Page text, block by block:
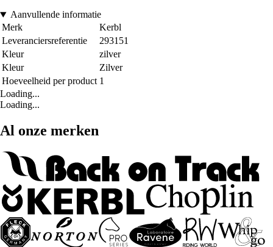
Aanvullende informatie
Merk
Kerbl
Leveranciersreferentie
293151
Kleur
zilver
Kleur
Zilver
Hoeveelheid per product 1
Loading...
Loading...
Al onze merken